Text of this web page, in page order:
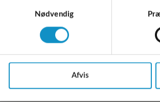
Nødvendig
Afvis
Miljøstyrelsen offentliggør en